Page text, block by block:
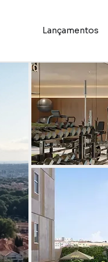
Lançamentos